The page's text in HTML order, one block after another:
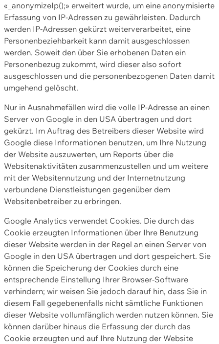
«_anonymizeIp();» erweitert wurde, um eine anonymisierte
Erfassung von IP-Adressen zu gewährleisten. Dadurch
werden IP-Adressen gekürzt weiterverarbeitet, eine
Personenbeziehbarkeit kann damit ausgeschlossen
werden. Soweit den über Sie erhobenen Daten ein
Personenbezug zukommt, wird dieser also sofort
ausgeschlossen und die personenbezogenen Daten damit
umgehend gelöscht.
Nur in Ausnahmefällen wird die volle IP-Adresse an einen
Server von Google in den USA übertragen und dort
gekürzt. Im Auftrag des Betreibers dieser Website wird
Google diese Informationen benutzen, um Ihre Nutzung
der Website auszuwerten, um Reports über die
Websitenaktivitäten zusammenzustellen und um weitere
mit der Websitennutzung und der Internetnutzung
verbundene Dienstleistungen gegenüber dem
Websitenbetreiber zu erbringen.
Google Analytics verwendet Cookies. Die durch das
Cookie erzeugten Informationen über Ihre Benutzung
dieser Website werden in der Regel an einen Server von
Google in den USA übertragen und dort gespeichert. Sie
können die Speicherung der Cookies durch eine
entsprechende Einstellung Ihrer Browser-Software
verhindern; wir weisen Sie jedoch darauf hin, dass Sie in
diesem Fall gegebenenfalls nicht sämtliche Funktionen
dieser Website vollumfänglich werden nutzen können. Sie
können darüber hinaus die Erfassung der durch das
Cookie erzeugten und auf Ihre Nutzung der Website